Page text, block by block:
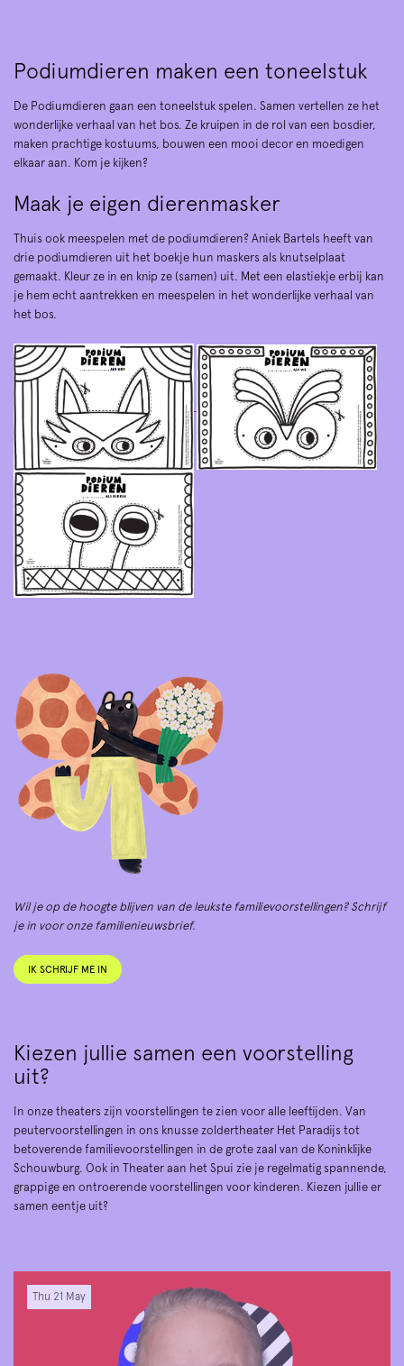
Podiumdieren maken een toneelstuk
De Podiumdieren gaan een toneelstuk spelen. Samen vertellen ze het
wonderlijke verhaal van het bos. Ze kruipen in de rol van een bosdier,
maken prachtige kostuums, bouwen een mooi decor en moedigen
elkaar aan. Kom je kijken?
Maak je eigen dierenmasker
Thuis ook meespelen met de podiumdieren? Aniek Bartels heeft van
drie podiumdieren uit het boekje hun maskers als knutselplaat
gemaakt. Kleur ze in en knip ze (samen) uit. Met een elastiekje erbij kan
je hem echt aantrekken en meespelen in het wonderlijke verhaal van
het bos.
Wil je op de hoogte blijven van de leukste familievoorstellingen? Schrijf
je in voor onze familienieuwsbrief.
IK SCHRIJF ME IN
Kiezen jullie samen een voorstelling
uit?
In onze theaters zijn voorstellingen te zien voor alle leeftijden. Van
peutervoorstellingen in ons knusse zoldertheater Het Paradijs tot
betoverende familievoorstellingen in de grote zaal van de Koninklijke
Schouwburg. Ook in Theater aan het Spui zie je regelmatig spannende,
grappige en ontroerende voorstellingen voor kinderen. Kiezen jullie er
samen eentje uit?
Thu 21 May